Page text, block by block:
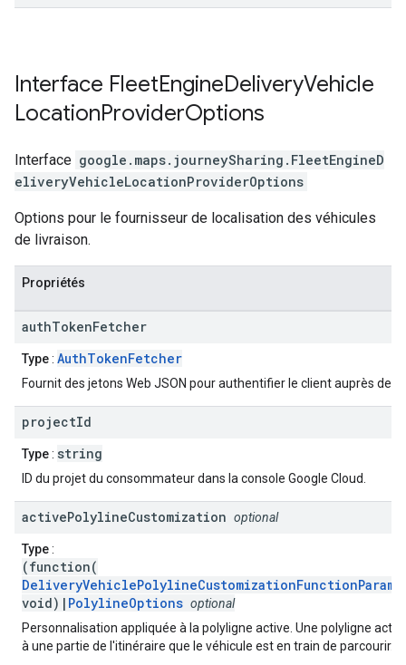
Interface FleetEngineDeliveryVehicle
LocationProviderOptions
Interface google.maps.journeySharing . FleetEngineD
eliveryVehicleLocationProviderOptions
Options pour le fournisseur de localisation des véhicules
de livraison.
Propriétés
authTokenFetcher
Type: AuthTokenFetcher
Fournit des jetons Web JSON pour authentifier le client auprès de
projectId
Type: string
ID du projet du consommateur dans la console Google Cloud.
activePolylineCustomization optional
Type:
(function(
DeliveryVehiclePolylineCustomizationFunctionParams
void)| PolylineOptions optional
Personnalisation appliquée à la polyligne active. Une polyligne
à une partie de l'itinéraire que le véhicule est en train de parcourir.